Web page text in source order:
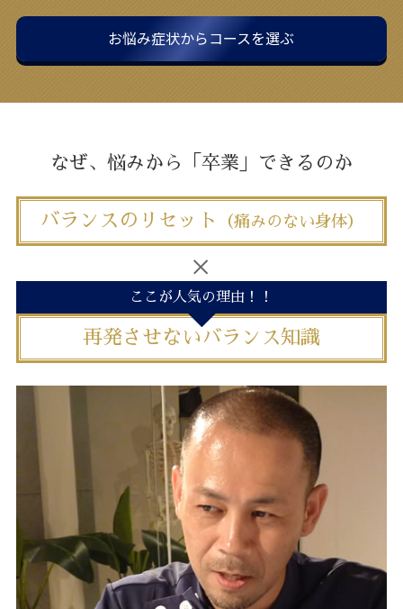
お悩み症状からコースを選ぶ
なぜ、悩みから「卒業」できるのか
バランスのリセット （痛みのない身体）
ここが人気の理由！！
再発させないバランス知識